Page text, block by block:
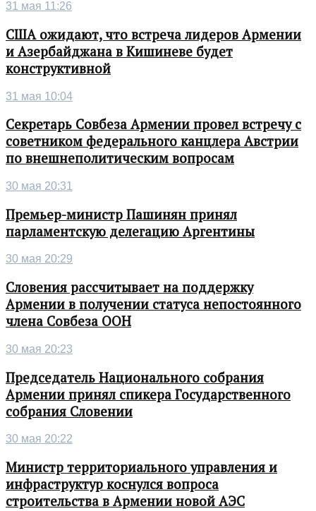
31 мая 11:26
США ожидают, что встреча лидеров Армении
и Азербайджана в Кишиневе будет
конструктивной
31 мая 10:04
Секретарь Совбеза Армении провел встречу с
советником федерального канцлера Австрии
по внешнеполитическим вопросам
30 мая 20:31
Премьер-министр Пашинян принял
парламентскую делегацию Аргентины
30 мая 20:29
Словения рассчитывает на поддержку
Армении в получении статуса непостоянного
члена Совбеза ООН
30 мая 20:23
Председатель Национального собрания
Армении принял спикера Государственного
собрания Словении
30 мая 20:22
Министр территориального управления и
инфраструктур коснулся вопроса
строительства в Армении новой АЭС